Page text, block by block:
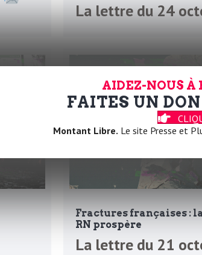
La lettre du 24
Fractures françaises :
RN prospère
La lettre du 21
AIDEZ-NOUS À
FAITES UN
Montant Libre. Le site Presse et